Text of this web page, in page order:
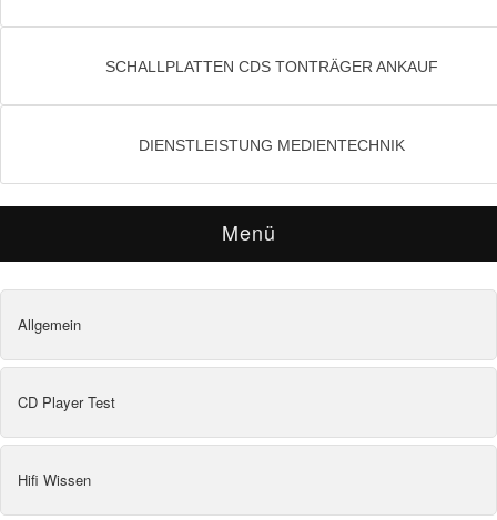
SCHALLPLATTEN CDS TONTRÄGER ANKAUF
DIENSTLEISTUNG MEDIENTECHNIK
Menü
Allgemein
CD Player Test
Hifi Wissen